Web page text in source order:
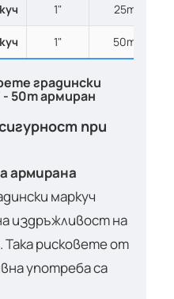
1" 25m
1" 50m
градински
50m армиран
при
армирана
маркуч
издръжливост на
Така рисковете от
употреба са